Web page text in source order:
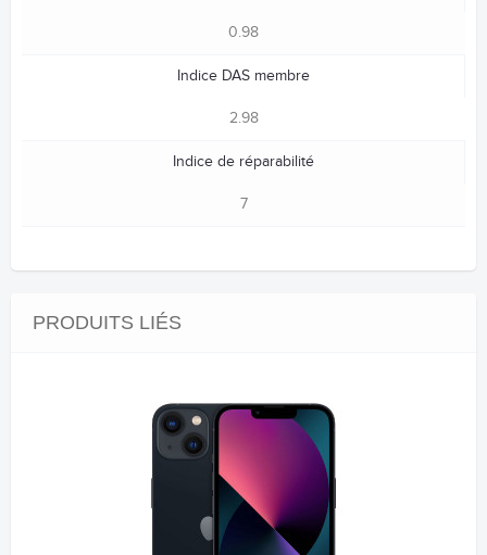
0.98
Indice DAS membre
2.98
Indice de réparabilité
7
PRODUITS LIÉS